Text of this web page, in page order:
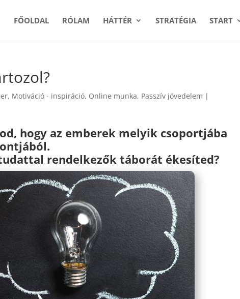
FŐOLDAL RÓLAM HÁTTÉR STRATÉGIA START
, Motiváció - inspiráció, Online munka, Passzív jövedelem |
hogy az emberek melyik csoportjába
rendelkezők táborát ékesíted?